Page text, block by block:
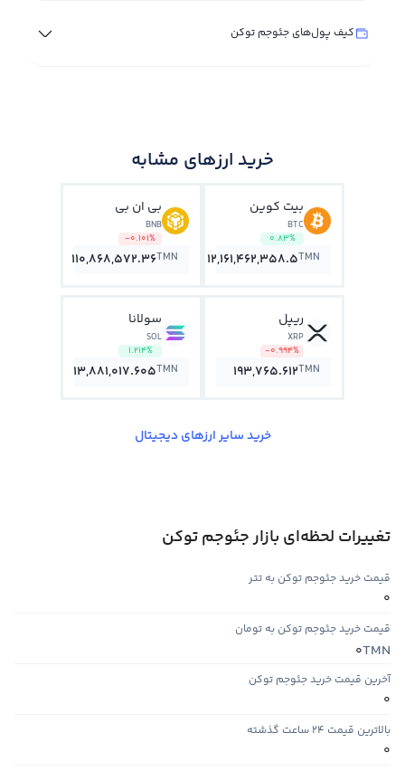
کیف پول‌های جئوجم توکن
خرید ارزهای مشابه
بیت کوین
BTC
0.83%
12,161,462,358.5TMN
بی ان بی
BNB
-0.101%
110,868,572.36TMN
ریپل
XRP
-0.994%
193,765.612TMN
سولانا
SOL
1.214%
13,881,017.605TMN
خرید سایر ارزهای دیجیتال
تغییرات لحظه‌ای بازار جئوجم توکن
قیمت خرید جئوجم توکن به تتر
0
قیمت خرید جئوجم توکن به تومان
TMN
0
آخرین قیمت خرید جئوجم توکن
0
بالاترین قیمت ۲۴ ساعت گذشته
0